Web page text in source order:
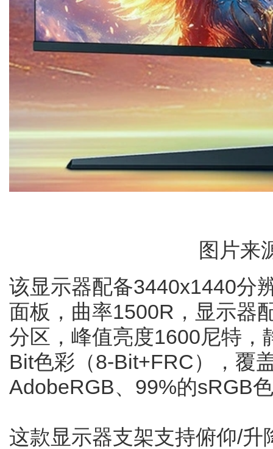
图片来
该显示器配备3440x1440分
面板，曲率1500R，显示器
分区，峰值亮度1600尼特，
Bit色彩（8-Bit+FRC），覆
AdobeRGB、99%的sRGB
这款显示器支架支持俯仰/